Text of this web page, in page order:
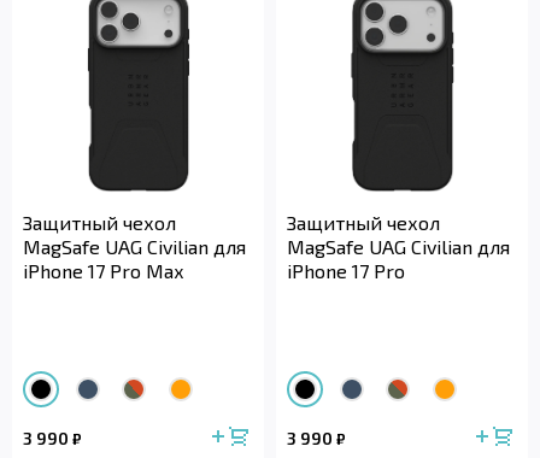
Защитный чехол
MagSafe UAG Civilian для
iPhone 17 Pro Max
3 990 ₽
Защитный чехол
MagSafe UAG Civilian для
iPhone 17 Pro
3 990 ₽